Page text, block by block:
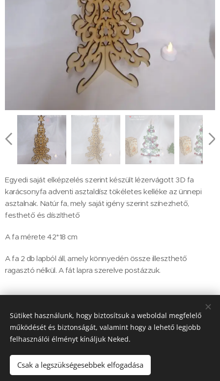
Egyedi saját elképzelés szerint készült lézervágott 3D fa
karácsonyfa adventi asztaldísz tökéletes kelléke az ünnepi
asztalnak. Natúr fa, mely saját igény szerint színezhető,
festhető és díszíthető
A fa mérete 42*18 cm
A fa 2 db lapból áll, amely könnyedén össze illeszthető
ragasztó nélkül. A fát lapra szerelve postázzuk.
2113 Erdőkertes Petőfi S. utca 29.
Sütik
Sütiket használunk, hogy biztosítsuk a weboldal megfelelő
működését és biztonságát, valamint hogy a lehető legjobb
felhasználói élményt kínáljuk Neked.
Csak a legszükségesebbek elfogadása